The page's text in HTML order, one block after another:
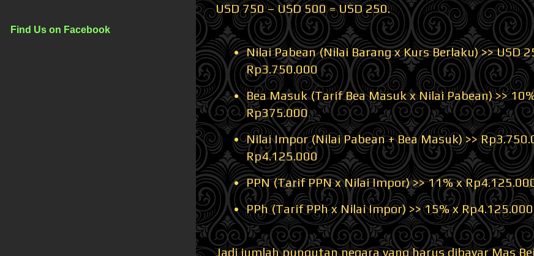
USD 750 – USD 500 = USD 250.
Nilai Pabean (Nilai Barang x Kurs Berlaku) >> USD
Rp3.750.000
Bea Masuk (Tarif Bea Masuk x Nilai Pabean) >>
Rp375.000
Nilai Impor (Nilai Pabean + Bea Masuk) >>
Rp4.125.000
PPN (Tarif PPN x Nilai Impor) >> 11% x
PPh (Tarif PPh x Nilai Impor) >> 15% x
Jadi jumlah pungutan negara yang harus dibayar Mas
Find Us on Facebook